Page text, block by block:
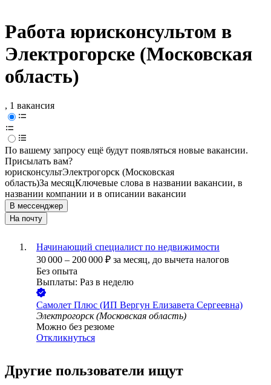
Работа юрисконсультом в
Электрогорске (Московская
область)
, 1 вакансия
По вашему запросу ещё будут появляться новые вакансии.
Присылать вам?
юрисконсультЭлектрогорск (Московская
область)За месяцКлючевые слова в названии вакансии, в
названии компании и в описании вакансии
В мессенджер
На почту
Начинающий специалист по недвижимости
30 000 – 200 000 ₽ за месяц, до вычета налогов
Без опыта
Выплаты: Раз в неделю
Самолет Плюс (ИП Вергун Елизавета Сергеевна)
Электрогорск (Московская область)
Можно без резюме
Откликнуться
Другие пользователи ищут